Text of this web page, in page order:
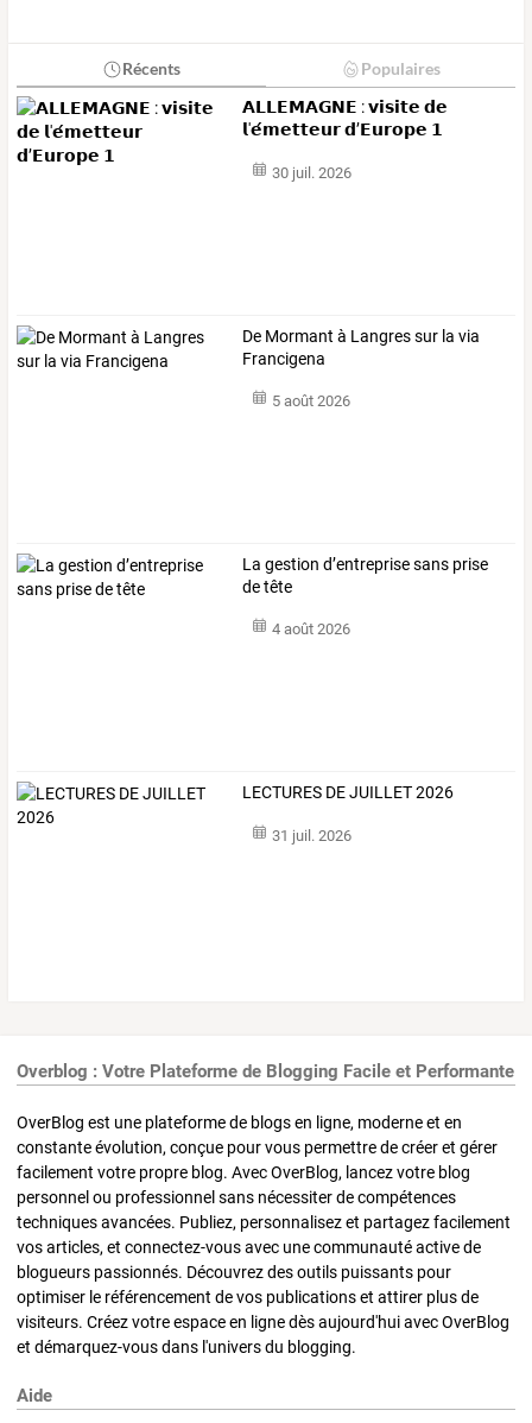
Récents Populaires
𝗔𝗟𝗟𝗘𝗠𝗔𝗚𝗡𝗘 : 𝘃𝗶𝘀𝗶𝘁𝗲 𝗱𝗲
𝗹'𝗲́𝗺𝗲𝘁𝘁𝗲𝘂𝗿 𝗱’𝗘𝘂𝗿𝗼𝗽𝗲 𝟭
30 juil. 2026
De Mormant à Langres sur la via
Francigena
5 août 2026
La gestion d’entreprise sans prise
de tête
4 août 2026
LECTURES DE JUILLET 2026
31 juil. 2026
Overblog : Votre Plateforme de Blogging Facile et Performante
OverBlog est une plateforme de blogs en ligne, moderne et en
constante évolution, conçue pour vous permettre de créer et gérer
facilement votre propre blog. Avec OverBlog, lancez votre blog
personnel ou professionnel sans nécessiter de compétences
techniques avancées. Publiez, personnalisez et partagez facilement
vos articles, et connectez-vous avec une communauté active de
blogueurs passionnés. Découvrez des outils puissants pour
optimiser le référencement de vos publications et attirer plus de
visiteurs. Créez votre espace en ligne dès aujourd'hui avec OverBlog
et démarquez-vous dans l'univers du blogging.
Aide